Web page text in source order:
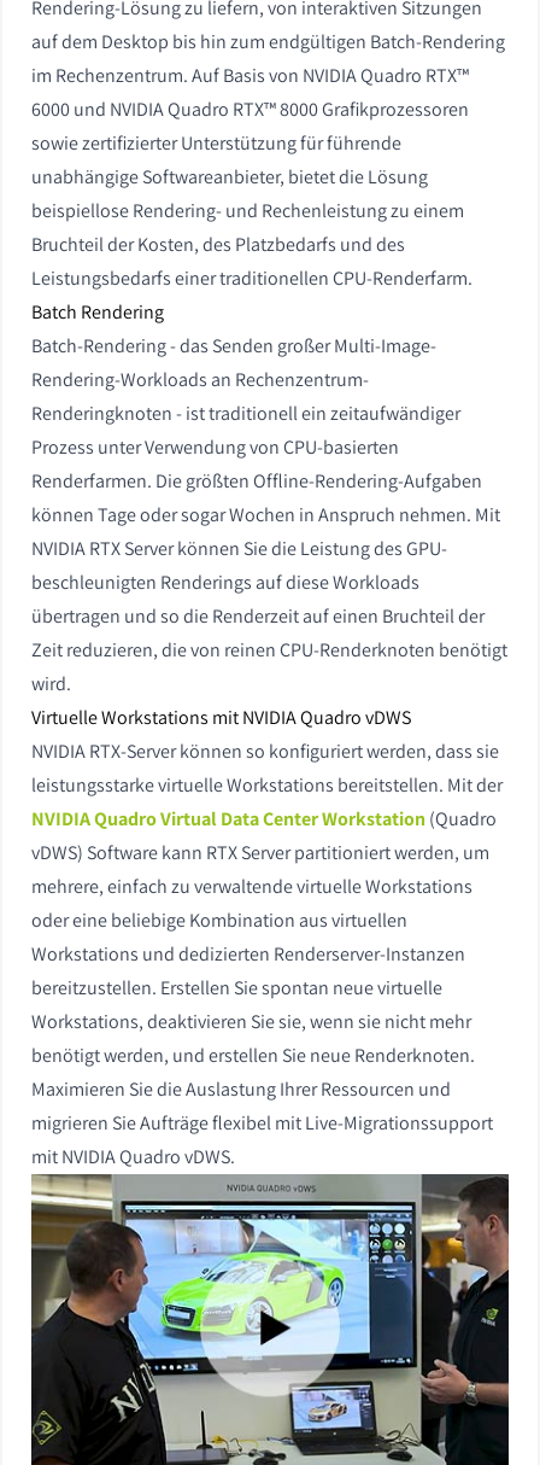
Rendering-Lösung zu liefern, von interaktiven Sitzungen
auf dem Desktop bis hin zum endgültigen Batch-Rendering
im Rechenzentrum. Auf Basis von NVIDIA Quadro RTX™
6000 und NVIDIA Quadro RTX™ 8000 Grafikprozessoren
sowie zertifizierter Unterstützung für führende
unabhängige Softwareanbieter, bietet die Lösung
beispiellose Rendering- und Rechenleistung zu einem
Bruchteil der Kosten, des Platzbedarfs und des
Leistungsbedarfs einer traditionellen CPU-Renderfarm.
Batch Rendering
Batch-Rendering - das Senden großer Multi-Image-
Rendering-Workloads an Rechenzentrum-
Renderingknoten - ist traditionell ein zeitaufwändiger
Prozess unter Verwendung von CPU-basierten
Renderfarmen. Die größten Offline-Rendering-Aufgaben
können Tage oder sogar Wochen in Anspruch nehmen. Mit
NVIDIA RTX Server können Sie die Leistung des GPU-
beschleunigten Renderings auf diese Workloads
übertragen und so die Renderzeit auf einen Bruchteil der
Zeit reduzieren, die von reinen CPU-Renderknoten benötigt
wird.
Virtuelle Workstations mit NVIDIA Quadro vDWS
NVIDIA RTX-Server können so konfiguriert werden, dass sie
leistungsstarke virtuelle Workstations bereitstellen. Mit der
NVIDIA Quadro Virtual Data Center Workstation (Quadro
vDWS) Software kann RTX Server partitioniert werden, um
mehrere, einfach zu verwaltende virtuelle Workstations
oder eine beliebige Kombination aus virtuellen
Workstations und dedizierten Renderserver-Instanzen
bereitzustellen. Erstellen Sie spontan neue virtuelle
Workstations, deaktivieren Sie sie, wenn sie nicht mehr
benötigt werden, und erstellen Sie neue Renderknoten.
Maximieren Sie die Auslastung Ihrer Ressourcen und
migrieren Sie Aufträge flexibel mit Live-Migrationssupport
mit NVIDIA Quadro vDWS.